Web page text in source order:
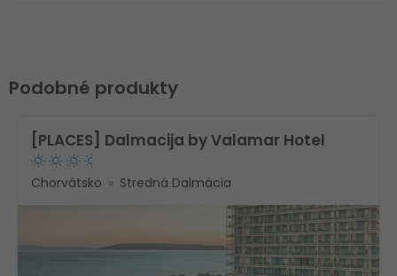
Podobné produkty
[PLACES] Dalmacija by Valamar Hotel
Chorvátsko Stredná Dalmácia